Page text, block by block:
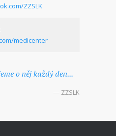
ZZSLK
medicenter
o něj každý den...
— ZZSLK